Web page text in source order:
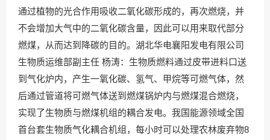
通过植物的光合作用吸收二氧化碳形成的，再次燃烧，并
不会增加大气中的二氧化碳含量，因此可以用来取代部分
燃煤，从而达到降碳的目的。湖北华电襄阳发电有限公司
生物质运维部副主任 杨涛：生物质燃料通过皮带进料口送
到气化炉内，产生一氧化碳、氢气、甲烷等可燃气体，然
后通过管道将可燃气体送到燃煤锅炉内与燃煤混合燃烧，
实现了生物质与燃煤机组的耦合发电。我国能源领域全国
首台套生物质气化耦合机组，每小时可以处理农林废弃物8